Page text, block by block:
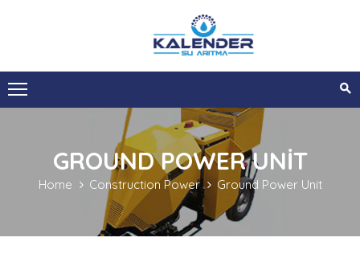
ANA
SAYFA
HIZMETLERIMIZGROUND POWER UNIT
Home Construction Power Ground Power Unit